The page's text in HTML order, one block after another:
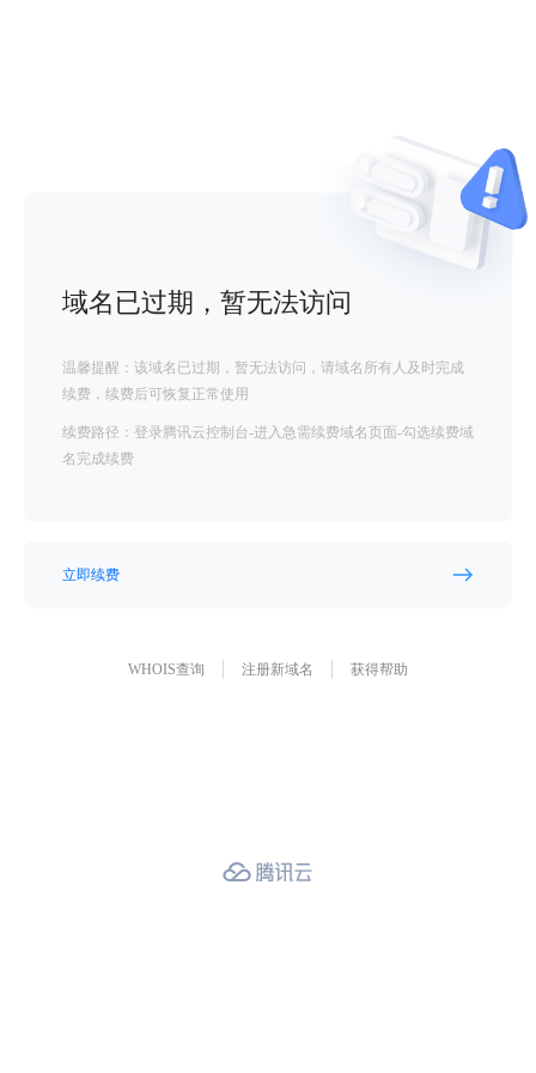
域名已过期，暂无法访问
温馨提醒：该域名已过期，暂无法访问，请域名所有人及时完成
续费，续费后可恢复正常使用
续费路径：登录腾讯云控制台-进入急需续费域名页面-勾选续费域
名完成续费
立即续费
WHOIS查询 注册新域名 获得帮助